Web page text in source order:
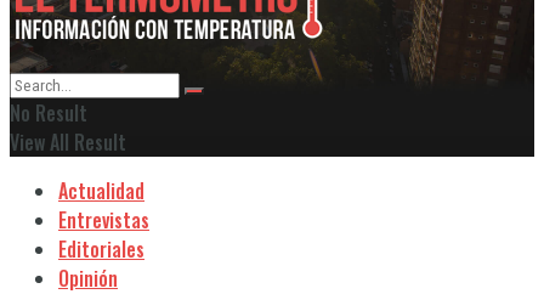
No Result
View All Result
Actualidad
Entrevistas
Editoriales
Opinión